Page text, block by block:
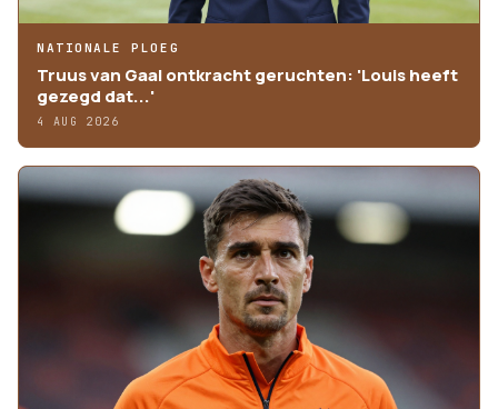
NATIONALE PLOEG
Truus van Gaal ontkracht geruchten: 'Louis heeft
gezegd dat...'
4 AUG 2026